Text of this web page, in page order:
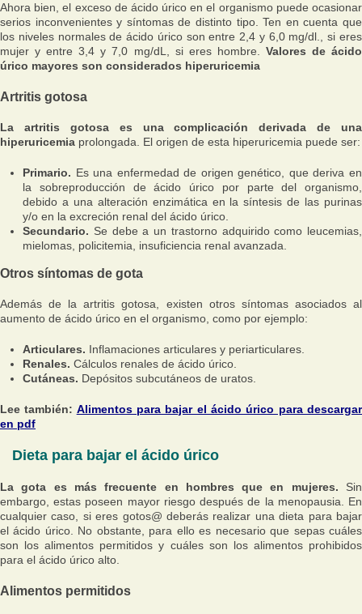
Ahora bien, el exceso de ácido úrico en el organismo puede ocasionar
serios inconvenientes y síntomas de distinto tipo. Ten en cuenta que
los niveles normales de ácido úrico son entre 2,4 y 6,0 mg/dl., si eres
mujer y entre 3,4 y 7,0 mg/dL, si eres hombre. Valores de ácido
úrico mayores son considerados hiperuricemia
Artritis gotosa
La artritis gotosa es una complicación derivada de una
hiperuricemia prolongada. El origen de esta hiperuricemia puede ser:
Primario. Es una enfermedad de origen genético, que deriva en
la sobreproducción de ácido úrico por parte del organismo,
debido a una alteración enzimática en la síntesis de las purinas
y/o en la excreción renal del ácido úrico.
Secundario. Se debe a un trastorno adquirido como leucemias,
mielomas, policitemia, insuficiencia renal avanzada.
Otros síntomas de gota
Además de la artritis gotosa, existen otros síntomas asociados al
aumento de ácido úrico en el organismo, como por ejemplo:
Articulares. Inflamaciones articulares y periarticulares.
Renales. Cálculos renales de ácido úrico.
Cutáneas. Depósitos subcutáneos de uratos.
Lee también: Alimentos para bajar el ácido úrico para descargar
en pdf
Dieta para bajar el ácido úrico
La gota es más frecuente en hombres que en mujeres. Sin
embargo, estas poseen mayor riesgo después de la menopausia. En
cualquier caso, si eres gotos@ deberás realizar una dieta para bajar
el ácido úrico. No obstante, para ello es necesario que sepas cuáles
son los alimentos permitidos y cuáles son los alimentos prohibidos
para el ácido úrico alto.
Alimentos permitidos